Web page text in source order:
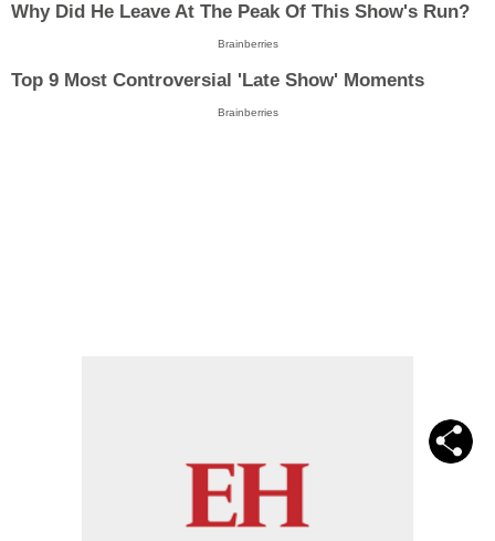
Why Did He Leave At The Peak Of This Show's Run?
Brainberries
Top 9 Most Controversial 'Late Show' Moments
Brainberries